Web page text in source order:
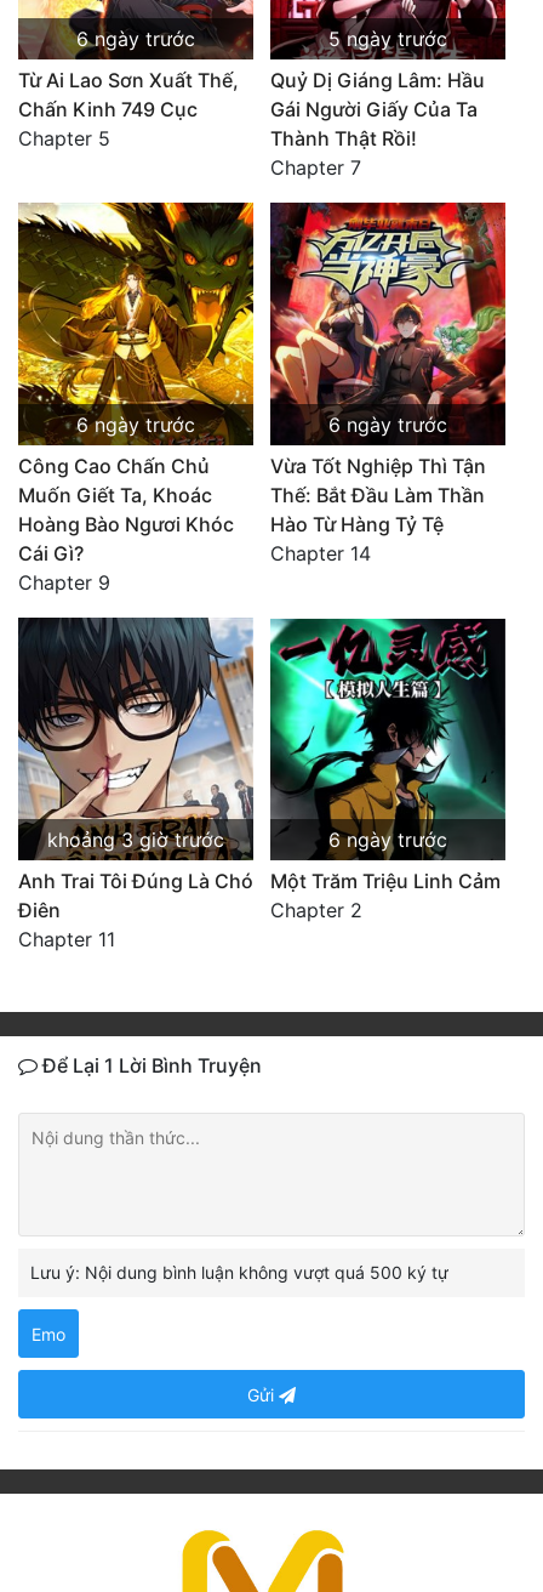
6 ngày trước
Từ Ai Lao Sơn Xuất Thế,
Chấn Kinh 749 Cục
Chapter 5
5 ngày trước
Quỷ Dị Giáng Lâm: Hầu
Gái Người Giấy Của Ta
Thành Thật Rồi!
Chapter 7
6 ngày trước
Công Cao Chấn Chủ
Muốn Giết Ta, Khoác
Hoàng Bào Ngươi Khóc
Cái Gì?
Chapter 9
6 ngày trước
Vừa Tốt Nghiệp Thì Tận
Thế: Bắt Đầu Làm Thần
Hào Từ Hàng Tỷ Tệ
Chapter 14
khoảng 3 giờ trước
Anh Trai Tôi Đúng Là Chó
Điên
Chapter 11
6 ngày trước
Một Trăm Triệu Linh Cảm
Chapter 2
Để Lại 1 Lời Bình Truyện
Lưu ý: Nội dung bình luận không vượt quá 500 ký tự
Emo
Gửi